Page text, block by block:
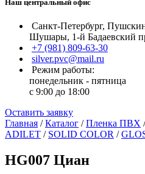
Наш центральный офис
Санкт-Петербург,
Шушары, 1-й Бадаевский
+7 (981) 809-63-30
silver.pvc@mail.ru
Режим работы:
понедельник - пятница
с 9:00 до 18:00
Оставить заявку
Главная /Каталог /Пленка ПВХ
ADILET / SOLID COLOR /
HG007 Циан